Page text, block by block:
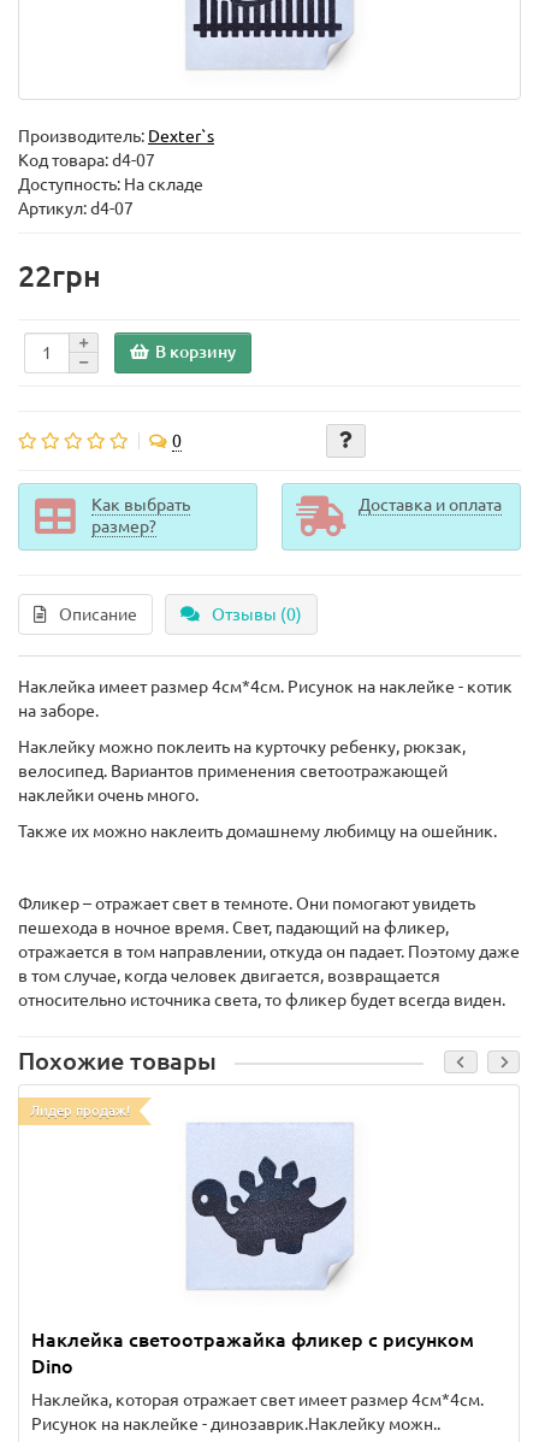
Производитель: Dexter`s
Код товара:d4-07
Доступность: На складе
Артикул: d4-07
22грн
В корзину
0
Как выбрать
размер?
Доставка и оплата
Описание Отзывы (0)
Наклейка имеет размер 4см*4см. Рисунок на наклейке - котик
на заборе.
Наклейку можно поклеить на курточку ребенку, рюкзак,
велосипед. Вариантов применения светоотражающей
наклейки очень много.
Также их можно наклеить домашнему любимцу на ошейник.
Фликер – отражает свет в темноте. Они помогают увидеть
пешехода в ночное время. Свет, падающий на фликер,
отражается в том направлении, откуда он падает. Поэтому даже
в том случае, когда человек двигается, возвращается
относительно источника света, то фликер будет всегда виден.
Похожие товары
Лидер продаж!
Наклейка светоотражайка фликер с рисунком
Dino
Наклейка, которая отражает свет имеет размер 4см*4см.
Рисунок на наклейке - динозаврик.Наклейку можн..